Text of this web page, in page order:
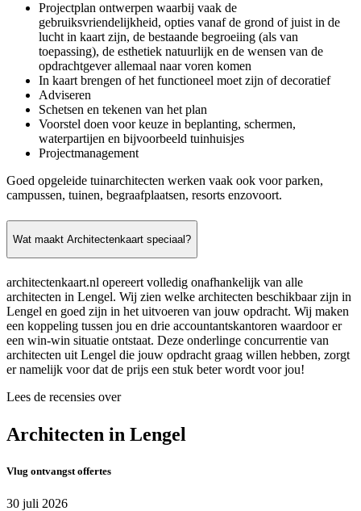
Projectplan ontwerpen waarbij vaak de
gebruiksvriendelijkheid, opties vanaf de grond of juist in de
lucht in kaart zijn, de bestaande begroeiing (als van
toepassing), de esthetiek natuurlijk en de wensen van de
opdrachtgever allemaal naar voren komen
In kaart brengen of het functioneel moet zijn of decoratief
Adviseren
Schetsen en tekenen van het plan
Voorstel doen voor keuze in beplanting, schermen,
waterpartijen en bijvoorbeeld tuinhuisjes
Projectmanagement
Goed opgeleide tuinarchitecten werken vaak ook voor parken,
campussen, tuinen, begraafplaatsen, resorts enzovoort.
Wat maakt Architectenkaart speciaal?
architectenkaart.nl opereert volledig onafhankelijk van alle
architecten in Lengel. Wij zien welke architecten beschikbaar zijn in
Lengel en goed zijn in het uitvoeren van jouw opdracht. Wij maken
een koppeling tussen jou en drie accountantskantoren waardoor er
een win-win situatie ontstaat. Deze onderlinge concurrentie van
architecten uit Lengel die jouw opdracht graag willen hebben, zorgt
er namelijk voor dat de prijs een stuk beter wordt voor jou!
Lees de recensies over
Architecten in Lengel
Vlug ontvangst offertes
30 juli 2026